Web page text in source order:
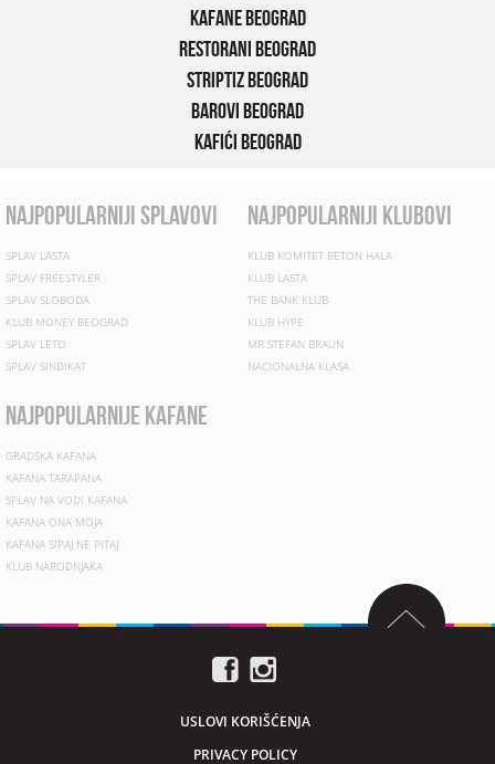
Kafane Beograd
Restorani Beograd
Striptiz Beograd
Barovi Beograd
Kafići Beograd
najpopularniji splavovi
SPLAV LASTA
SPLAV FREESTYLER
SPLAV SLOBODA
KLUB MONEY BEOGRAD
SPLAV LETO
SPLAV SINDIKAT
najpopularniji klubovi
KLUB KOMITET BETON HALA
KLUB LASTA
THE BANK KLUB
KLUB HYPE
MR STEFAN BRAUN
NACIONALNA KLASA
najpopularnije kafane
GRADSKA KAFANA
KAFANA TARAPANA
SPLAV NA VODI KAFANA
KAFANA ONA MOJA
KAFANA SIPAJ NE PITAJ
KLUB NARODNJAKA
USLOVI KORIŠĆENJA
PRIVACY POLICY